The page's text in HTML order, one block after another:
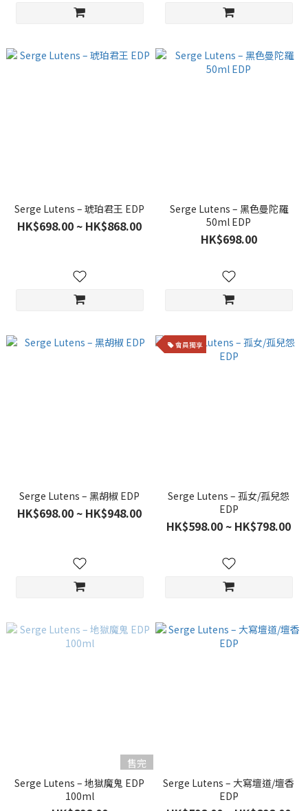
Serge Lutens – 琥珀君王 EDP
HK$698.00 ~ HK$868.00
Serge Lutens – 黑色曼陀羅
50ml EDP
HK$698.00
Serge Lutens – 黑胡椒 EDP
HK$698.00 ~ HK$948.00
會員獨享
Serge Lutens – 孤女/孤兒怨
EDP
HK$598.00 ~ HK$798.00
售完
Serge Lutens – 地獄魔鬼 EDP
100ml
Serge Lutens – 大寫壇道/壇香
EDP